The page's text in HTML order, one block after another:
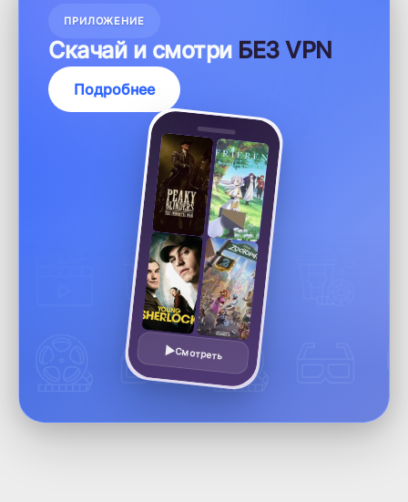
ПРИЛОЖЕНИЕ
Скачай и смотри БЕЗ VPN
Подробнее
Смотреть